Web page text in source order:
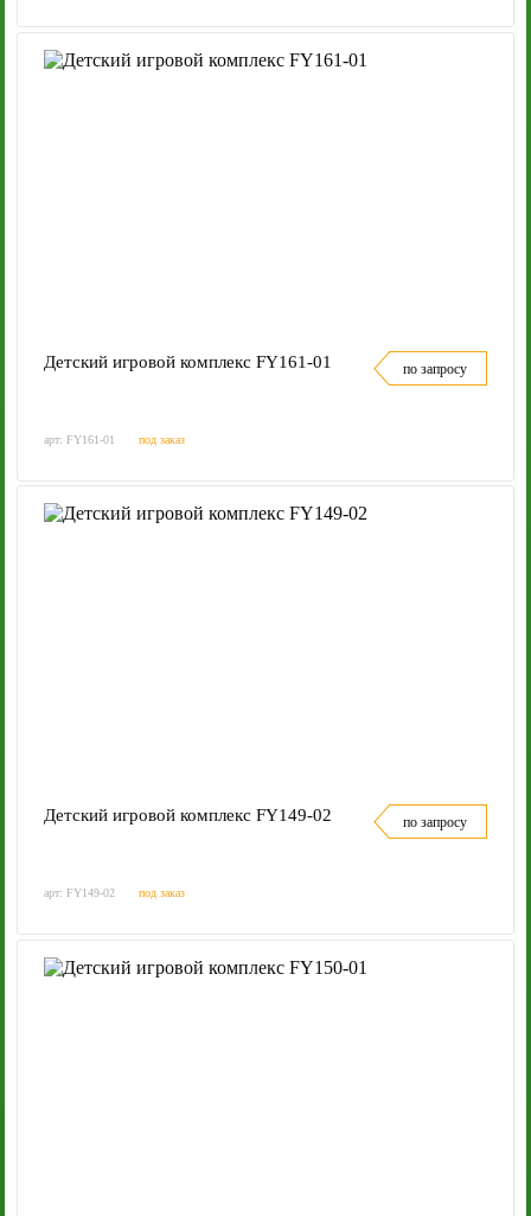
Детский игровой комплекс FY161-01 по запросу
арт: FY161-01 под заказ
Детский игровой комплекс FY149-02 по запросу
арт: FY149-02 под заказ